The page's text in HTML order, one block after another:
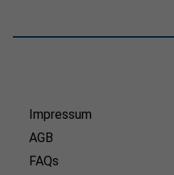
Impressum
AGB
FAQs